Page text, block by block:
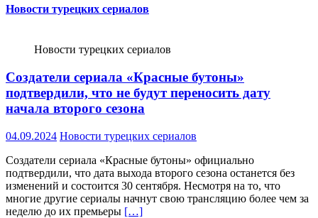
Новости турецких сериалов
Новости турецких сериалов
Создатели сериала «Красные бутоны»
подтвердили, что не будут переносить дату
начала второго сезона
04.09.2024 Новости турецких сериалов
Создатели сериала «Красные бутоны» официально
подтвердили, что дата выхода второго сезона останется без
изменений и состоится 30 сентября. Несмотря на то, что
многие другие сериалы начнут свою трансляцию более чем за
неделю до их премьеры […]